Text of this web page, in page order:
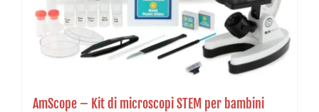
AmScope – Kit di microscopi STEM per bambini